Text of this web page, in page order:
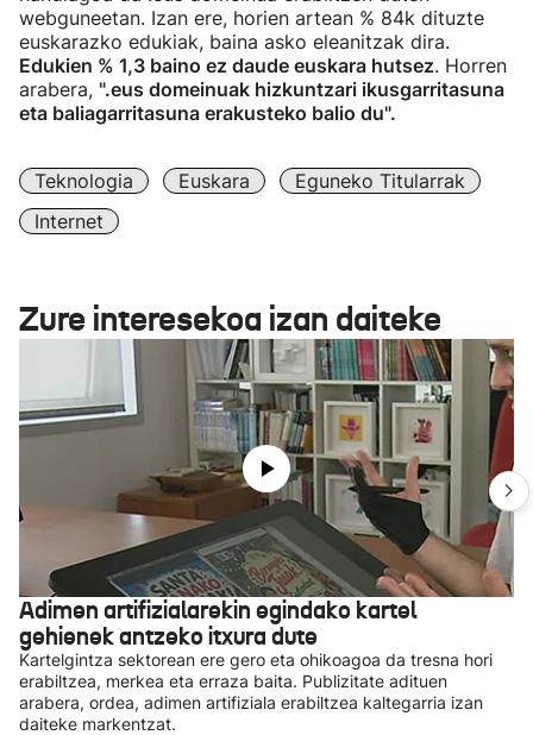
webguneetan. Izan ere, horien artean % 84k dituzte
euskarazko edukiak, baina asko eleanitzak dira.
Edukien % 1,3 baino ez daude euskara hutsez. Horren
arabera, ".eus domeinuak hizkuntzari ikusgarritasuna
eta baliagarritasuna erakusteko balio du".
Teknologia Euskara
Eguneko Titularrak
Internet
Zure interesekoa izan daiteke
Adimen artifizialarekin egindako kartel
gehienek antzeko itxura dute
Kartelgintza sektorean ere gero eta ohikoagoa da tresna hori
erabiltzea, merkea eta erraza baita. Publizitate adituen
arabera, ordea, adimen artifiziala erabiltzea kaltegarria izan
daiteke markentzat.